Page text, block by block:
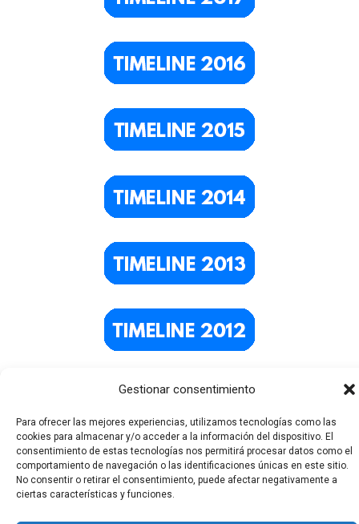
Gestionar consentimiento
Para ofrecer las mejores experiencias, utilizamos tecnologías como las
cookies para almacenar y/o acceder a la información del dispositivo. El
consentimiento de estas tecnologías nos permitirá procesar datos como el
comportamiento de navegación o las identificaciones únicas en este sitio.
No consentir o retirar el consentimiento, puede afectar negativamente a
ciertas características y funciones.
Todos los derechos © 2026 El Funerario Digital | Funciona